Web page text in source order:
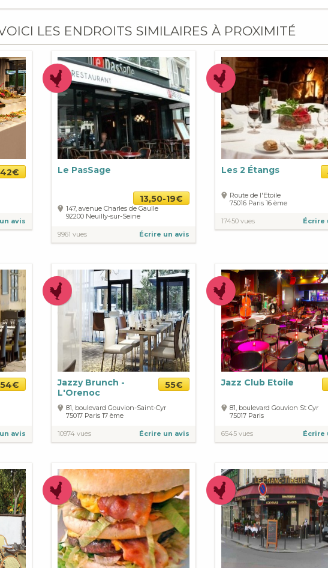
LES ENDROITS SIMILAIRES À PROXIMITÉ
42€
avis
Le PasSage
13,50-19€
147, avenue Charles de Gaulle
92200 Neuilly-sur-Seine
9961 vues Écrire un avis
Les 2 Étangs
Route de l'Etoile
75016 Paris 16 ème
17450 vues Écrire
54€
avis
Jazzy Brunch -
L'Orenoc
55€
81, boulevard Gouvion-Saint-Cyr
75017 Paris 17 ème
10974 vues Écrire un avis
Jazz Club Etoile
81, boulevard Gouvion St Cyr
75017 Paris
6545 vues Écrire